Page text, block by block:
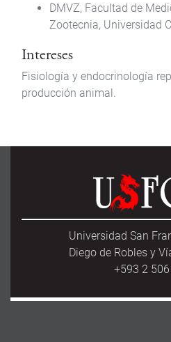
DMVZ, Facultad de
Zootecnia, Universidad
Intereses
Fisiología y endocrinología
producción animal.
Universidad San
Diego de Robles y
+593 2